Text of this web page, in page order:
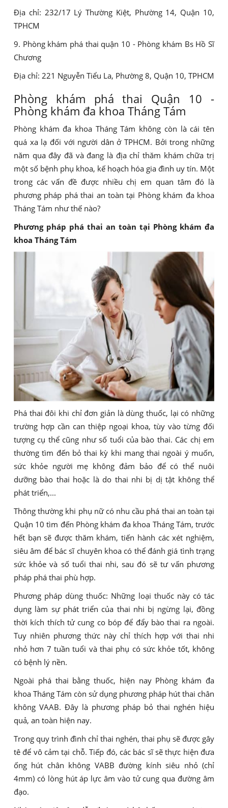
Địa chỉ: 232/17 Lý Thường Kiệt, Phường 14, Quận 10,
TPHCM
9. Phòng khám phá thai quận 10 - Phòng khám Bs Hồ Sĩ
Chương
Địa chỉ: 221 Nguyễn Tiểu La, Phường 8, Quận 10, TPHCM
Phòng khám phá thai Quận 10 -
Phòng khám đa khoa Tháng Tám
Phòng khám đa khoa Tháng Tám không còn là cái tên
quá xa lạ đối với người dân ở TPHCM. Bởi trong những
năm qua đây đã và đang là địa chỉ thăm khám chữa trị
một số bệnh phụ khoa, kế hoạch hóa gia đình uy tín. Một
trong các vấn đề được nhiều chị em quan tâm đó là
phương pháp phá thai an toàn tại Phòng khám đa khoa
Tháng Tám như thế nào?
Phương pháp phá thai an toàn tại Phòng khám đa
khoa Tháng Tám
Phá thai đôi khi chỉ đơn giản là dùng thuốc, lại có những
trường hợp cần can thiệp ngoại khoa, tùy vào từng đối
tượng cụ thể cũng như số tuổi của bào thai. Các chị em
thường tìm đến bỏ thai kỳ khi mang thai ngoài ý muốn,
sức khỏe người mẹ không đảm bảo để có thể nuôi
dưỡng bào thai hoặc là do thai nhi bị dị tật không thể
phát triển,...
Thông thường khi phụ nữ có nhu cầu phá thai an toàn tại
Quận 10 tìm đến Phòng khám đa khoa Tháng Tám, trước
hết bạn sẽ được thăm khám, tiến hành các xét nghiệm,
siêu âm để bác sĩ chuyên khoa có thể đánh giá tình trạng
sức khỏe và số tuổi thai nhi, sau đó sẽ tư vấn phương
pháp phá thai phù hợp.
Phương pháp dùng thuốc: Những loại thuốc này có tác
dụng làm sự phát triển của thai nhi bị ngừng lại, đồng
thời kích thích tử cung co bóp để đẩy bào thai ra ngoài.
Tuy nhiên phương thức này chỉ thích hợp với thai nhi
nhỏ hơn 7 tuần tuổi và thai phụ có sức khỏe tốt, không
có bệnh lý nền.
Ngoài phá thai bằng thuốc, hiện nay Phòng khám đa
khoa Tháng Tám còn sử dụng phương pháp hút thai chân
không VAAB. Đây là phương pháp bỏ thai nghén hiệu
quả, an toàn hiện nay.
Trong quy trình đình chỉ thai nghén, thai phụ sẽ được gây
tê để vô cảm tại chỗ. Tiếp đó, các bác sĩ sẽ thực hiện đưa
ống hút chân không VABB đường kính siêu nhỏ (chỉ
4mm) có lòng hút áp lực âm vào tử cung qua đường âm
đạo.